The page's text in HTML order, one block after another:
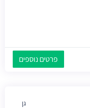
פרטים נוספים
גן